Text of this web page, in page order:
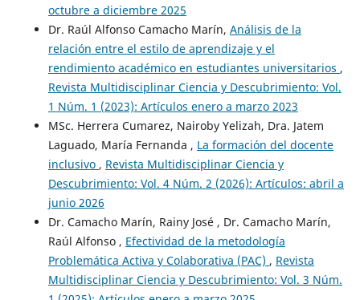
octubre a diciembre 2025
Dr. Raúl Alfonso Camacho Marín, Análisis de la
relación entre el estilo de aprendizaje y el
rendimiento académico en estudiantes universitarios ,
Revista Multidisciplinar Ciencia y Descubrimiento: Vol.
1 Núm. 1 (2023): Artículos enero a marzo 2023
MSc. Herrera Cumarez, Nairoby Yelizah, Dra. Jatem
Laguado, María Fernanda , La formación del docente
inclusivo , Revista Multidisciplinar Ciencia y
Descubrimiento: Vol. 4 Núm. 2 (2026): Artículos: abril a
junio 2026
Dr. Camacho Marín, Rainy José , Dr. Camacho Marín,
Raúl Alfonso , Efectividad de la metodología
Problemática Activa y Colaborativa (PAC) , Revista
Multidisciplinar Ciencia y Descubrimiento: Vol. 3 Núm.